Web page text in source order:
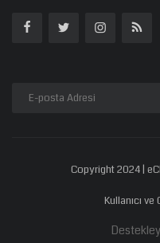
Copyright 2024 |
Kullanıcı